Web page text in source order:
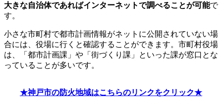
大きな自治体であればインターネットで調べることが可能で
す。
小さな市町村で都市計画情報がネットに公開されていない場
合には、役場に行くと確認することができます。市町村役場
は、「都市計画課」や「街づくり課」といった課が窓口とな
っていることが多いです。
★神戸市の防火地域はこちらのリンクをクリック★